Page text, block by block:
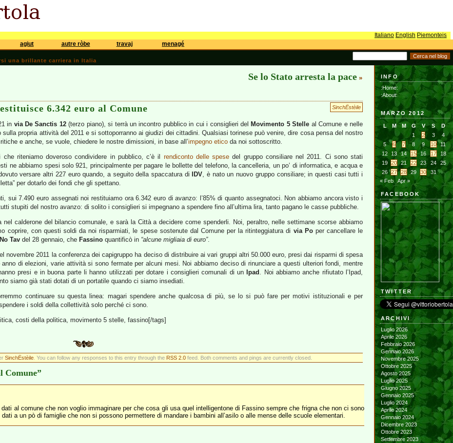
Italiano English Piemonteis
agiut autre ròbe travaj menagé
una brillante carriera in Italia
Se lo Stato arresta la pace »
SinchËstèile
6.342 euro al Comune
in via De Sanctis 12(terzo piano), si terrà un incontro pubblico in cui i consiglieri del Movimento 5 Stelle al Comune e nelle
sulla propria attività del 2011 e si sottoporranno ai giudizi dei cittadini. Qualsiasi torinese può venire, dire cosa pensa del nostro
e anche, se vuole, chiedere le nostre dimissioni, in base all’impegno etico da noi sottoscritto.
riteniamo doveroso condividere in pubblico, c’è il rendiconto delle spese del gruppo consiliare nel 2011. Ci sono stati
ne abbiamo spesi solo 921, principalmente per pagare le bollette del telefono, la cancelleria, un po’ di informatica, e acqua e
versare altri 227 euro quando, a seguito della spaccatura di
IDV, è nato un nuovo gruppo consiliare; in questi casi tutti i
per dotarlo dei fondi che gli spettano.
sui 7.490 euro assegnati noi restituiamo ora 6.342 euro di avanzo: l’85% di quanto assegnatoci. Non abbiamo ancora visto i
stupiti del nostro avanzo: di solito i consiglieri si impegnano a spendere fino all’ultima lira, tanto pagano le casse pubbliche.
nel calderone del bilancio comunale, e sarà la Città a decidere come spenderli. Noi, peraltro, nelle settimane scorse abbiamo
coprire, con questi soldi da noi risparmiati, le spese sostenute dal Comune per la ritinteggiatura di via Poper cancellare le
No Tav del 28 gennaio, che Fassino quantificò in “alcune migliaia di euro”.
novembre 2011 la conferenza dei capigruppo ha deciso di distribuire ai vari gruppi altri 50.000 euro, presi dai risparmi di spesa
di elezioni, varie attività si sono fermate per alcuni mesi. Noi abbiamo deciso di rinunciare a questi ulteriori fondi, mentre
presi e in buona parte li hanno utilizzati per dotare i consiglieri comunali di un Ipad . Noi abbiamo anche rifiutato l’Ipad,
siamo già stati dotati di un portatile quando ci siamo insediati.
continuare su questa linea: magari spendere anche qualcosa di più, se lo si può fare per motivi istituzionali e per
i soldi della collettività solo perché ci sono.
costi della politica, movimento 5 stelle, fassino[/tags]
SinchËstèile. You can follow any responses to this entry through the RSS 2.0feed. Both comments and pings are currently closed.
Comune”
al comune che non voglio immaginare per che cosa gli usa quel intelligentone di Fassino sempre che frigna che non ci sono
a un pò di famiglie che non si possono permettere di mandare i bambini all’asilo o alle mense delle scuole elementari.
INFO
:Home:
:About:
MARZO 2012
L M M G V S
D
1
2 3
4
5
6 7 8 9 10
11
12
13 14 15 16 17
18
19 20 21 22 23 24
25
26 27 28 29 30
31
« Feb
Apr »
FACEBOOK
TWITTER
ARCHIVI
Luglio 2026
Aprile 2026
Febbraio 2026
Gennaio 2026
Novembre 2025
Ottobre 2025
Agosto 2025
Luglio 2025
Giugno 2025
Gennaio 2025
Luglio 2024
Aprile 2024
Gennaio 2024
Dicembre 2023
Ottobre 2023
Settembre 2023